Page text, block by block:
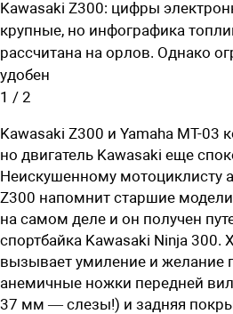
Kawasaki Z300: цифры
крупные, но инфографика
рассчитана на орлов. Однако
удобен
1 / 2
Kawasaki Z300 и Yamaha MT-03
но двигатель Kawasaki еще
Неискушенному мотоциклисту
Z300 напомнит старшие
на самом деле и он получен
спортбайка Kawasaki Ninja 300.
вызывает умиление и желание
анемичные ножки передней
37 мм — слезы!) и задняя